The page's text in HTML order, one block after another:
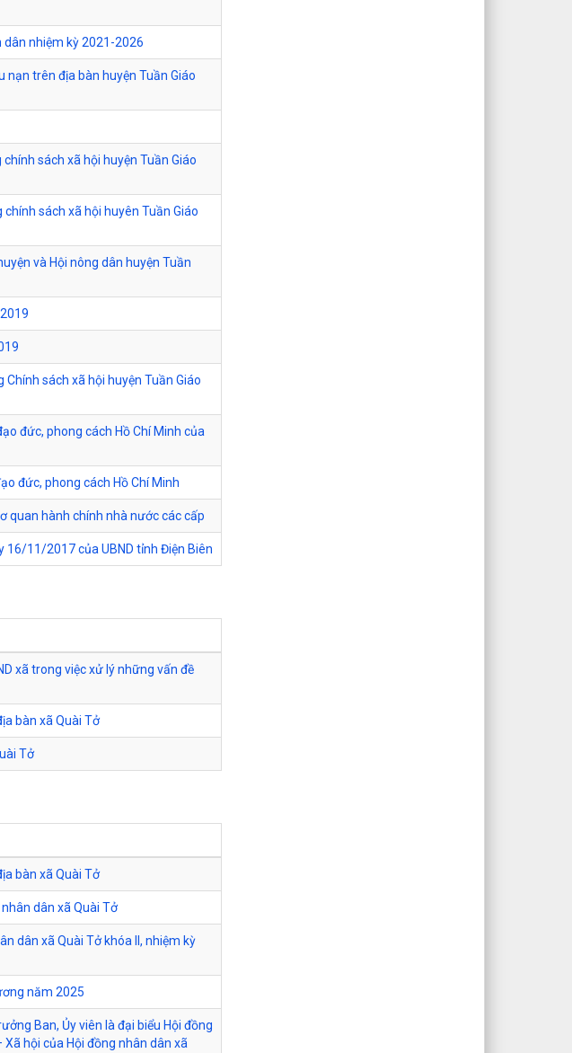
dân nhiệm kỳ 2021-2026
nạn trên địa bàn huyện Tuần Giáo
sách xã hội huyện Tuần Giáo
sách xã hội huyên Tuần Giáo
và Hội nông dân huyện Tuần
sách xã hội huyện Tuần Giáo
đức, phong cách Hồ Chí Minh của
đức, phong cách Hồ Chí Minh
quan hành chính nhà nước các cấp
16/11/2017 của UBND tỉnh Điện Biên
xã trong việc xử lý những vấn đề
bàn xã Quài Tở
Tở
bàn xã Quài Tở
dân xã Quài Tở
dân xã Quài Tở khóa II, nhiệm kỳ
năm 2025
Ban, Ủy viên là đại biểu Hội đồng
hội của Hội đồng nhân dân xã